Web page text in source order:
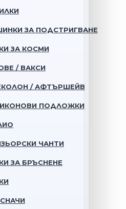
ЗА ПОДСТРИГВАНЕ
ЗА КОСМИ
/ ВАКСИ
/ АФТЪРШЕЙВ
ПОДЛОЖКИ
ЧАНТИ
ЗА БРЪСНЕНЕ